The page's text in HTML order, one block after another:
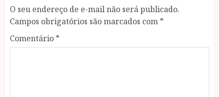
O seu endereço de e-mail não será publicado.
Campos obrigatórios são marcados com *
Comentário *